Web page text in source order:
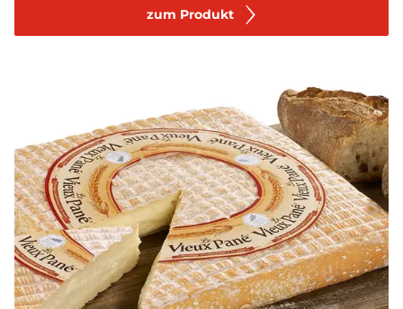
zum Produkt